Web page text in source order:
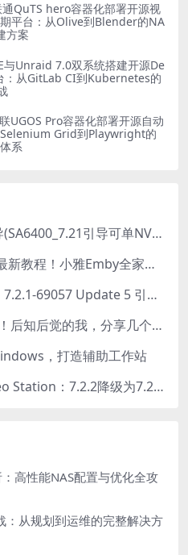
QuTS hero容器化部署开源视
平台：从Olive到Blender的NA
方案
与Unraid 7.0双系统搭建开源De
：从GitLab CI到Kubernetes的
UGOS Pro容器化部署开源自动
Grid到Playwright的
系
黑群晖DSM7.21的引导(SA6400_7.21引导可单NVME安装系统）
家庭影院 篇三：2024最新教程！小雅Emby全家桶又是什么？它和小雅AList又有什么区别？
【6月27日】群晖DSM 7.2.1-69057 Update 5 引导【附半洗白序列号】
Immich收费了？25刀！后知后觉的我，分享几个方法DIY这款最强家庭照片管理工具
，打造辅助工作站
群辉NAS降级使用Video Station：7.2.2降级为7.2.1，也可降为其他版本
高性能NAS配置与优化全攻
从规划到运维的完整解决方